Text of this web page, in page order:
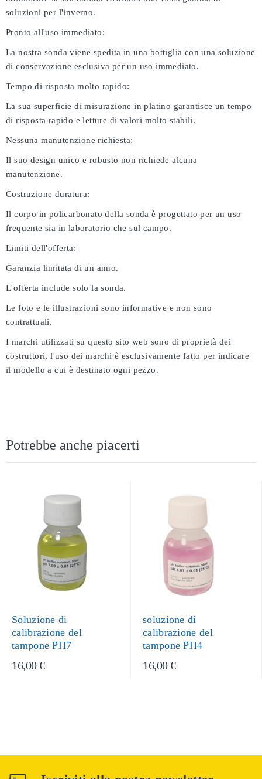
soluzioni per l'inverno.
Pronto all'uso immediato:
La nostra sonda viene spedita in una bottiglia con una soluzione
di conservazione esclusiva per un uso immediato.
Tempo di risposta molto rapido:
La sua superficie di misurazione in platino garantisce un tempo
di risposta rapido e letture di valori molto stabili.
Nessuna manutenzione richiesta:
Il suo design unico e robusto non richiede alcuna
manutenzione.
Costruzione duratura:
Il corpo in policarbonato della sonda è progettato per un uso
frequente sia in laboratorio che sul campo.
Limiti dell'offerta:
Garanzia limitata di un anno.
L'offerta include solo la sonda.
Le foto e le illustrazioni sono informative e non sono
contrattuali.
I marchi utilizzati su questo sito web sono di proprietà dei
costruttori, l'uso dei marchi è esclusivamente fatto per indicare
il modello a cui è destinato ogni pezzo.
Potrebbe anche piacerti
Soluzione di
calibrazione del
tampone PH7
16,00 €
soluzione di
calibrazione del
tampone PH4
16,00 €